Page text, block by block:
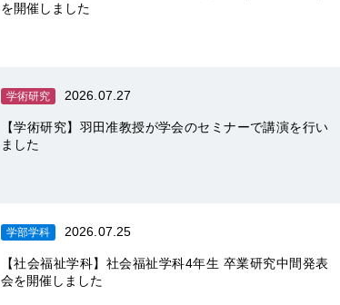
を開催しました
学術研究 2026.07.27
【学術研究】羽田准教授が学会のセミナーで講演を行い
ました
学部学科 2026.07.25
【社会福祉学科】社会福祉学科4年生 卒業研究中間発表
会を開催しました